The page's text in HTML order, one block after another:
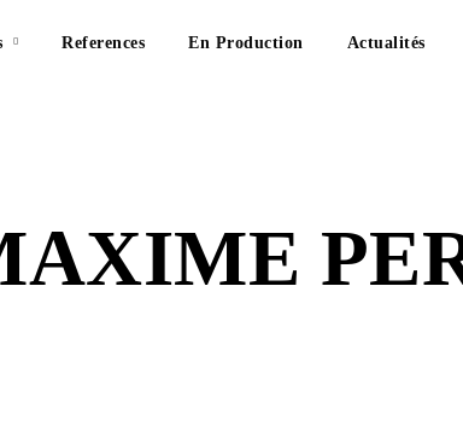
References En Production Actualités